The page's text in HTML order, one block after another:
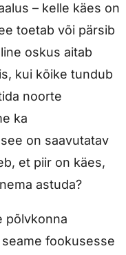
– kelle käes on
toetab või pärsib
oskus aitab
kui kõike tundub
noorte
ka
on saavutatav
et piir on käes,
astuda?
põlvkonna
fookusesse